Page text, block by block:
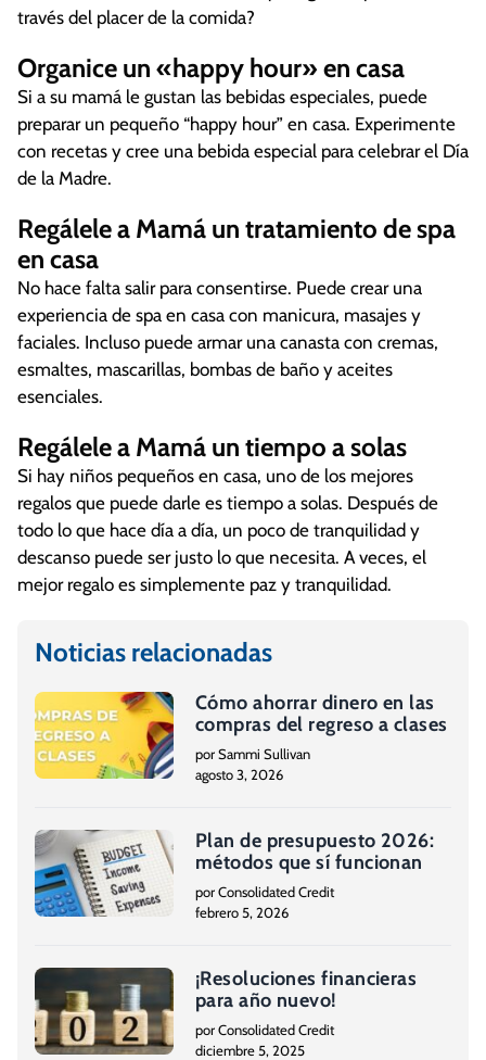
través del placer de la comida?
Organice un «happy hour» en casa
Si a su mamá le gustan las bebidas especiales, puede
preparar un pequeño “happy hour” en casa. Experimente
con recetas y cree una bebida especial para celebrar el Día
de la Madre.
Regálele a Mamá un tratamiento de spa
en casa
No hace falta salir para consentirse. Puede crear una
experiencia de spa en casa con manicura, masajes y
faciales. Incluso puede armar una canasta con cremas,
esmaltes, mascarillas, bombas de baño y aceites
esenciales.
Regálele a Mamá un tiempo a solas
Si hay niños pequeños en casa, uno de los mejores
regalos que puede darle es tiempo a solas. Después de
todo lo que hace día a día, un poco de tranquilidad y
descanso puede ser justo lo que necesita. A veces, el
mejor regalo es simplemente paz y tranquilidad.
Noticias relacionadas
Cómo ahorrar dinero en las
compras del regreso a clases
por Sammi Sullivan
agosto 3, 2026
Plan de presupuesto 2026:
métodos que sí funcionan
por Consolidated Credit
febrero 5, 2026
¡Resoluciones financieras
para año nuevo!
por Consolidated Credit
diciembre 5, 2025